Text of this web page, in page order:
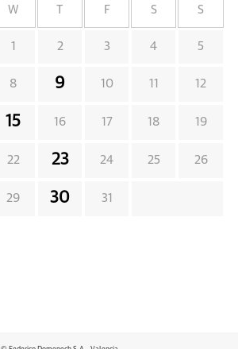
W F S S
1 2 3 4 5
8 9 10 11 12
15 16 17 18 19
22 23 24 25 26
29 30 31